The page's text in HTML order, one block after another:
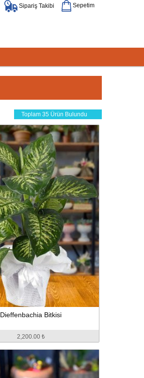
Sipariş Takibi Sepetim
Toplam 35 Ürün Bulundu
Dieffenbachia Bitkisi
2,200.00 ₺